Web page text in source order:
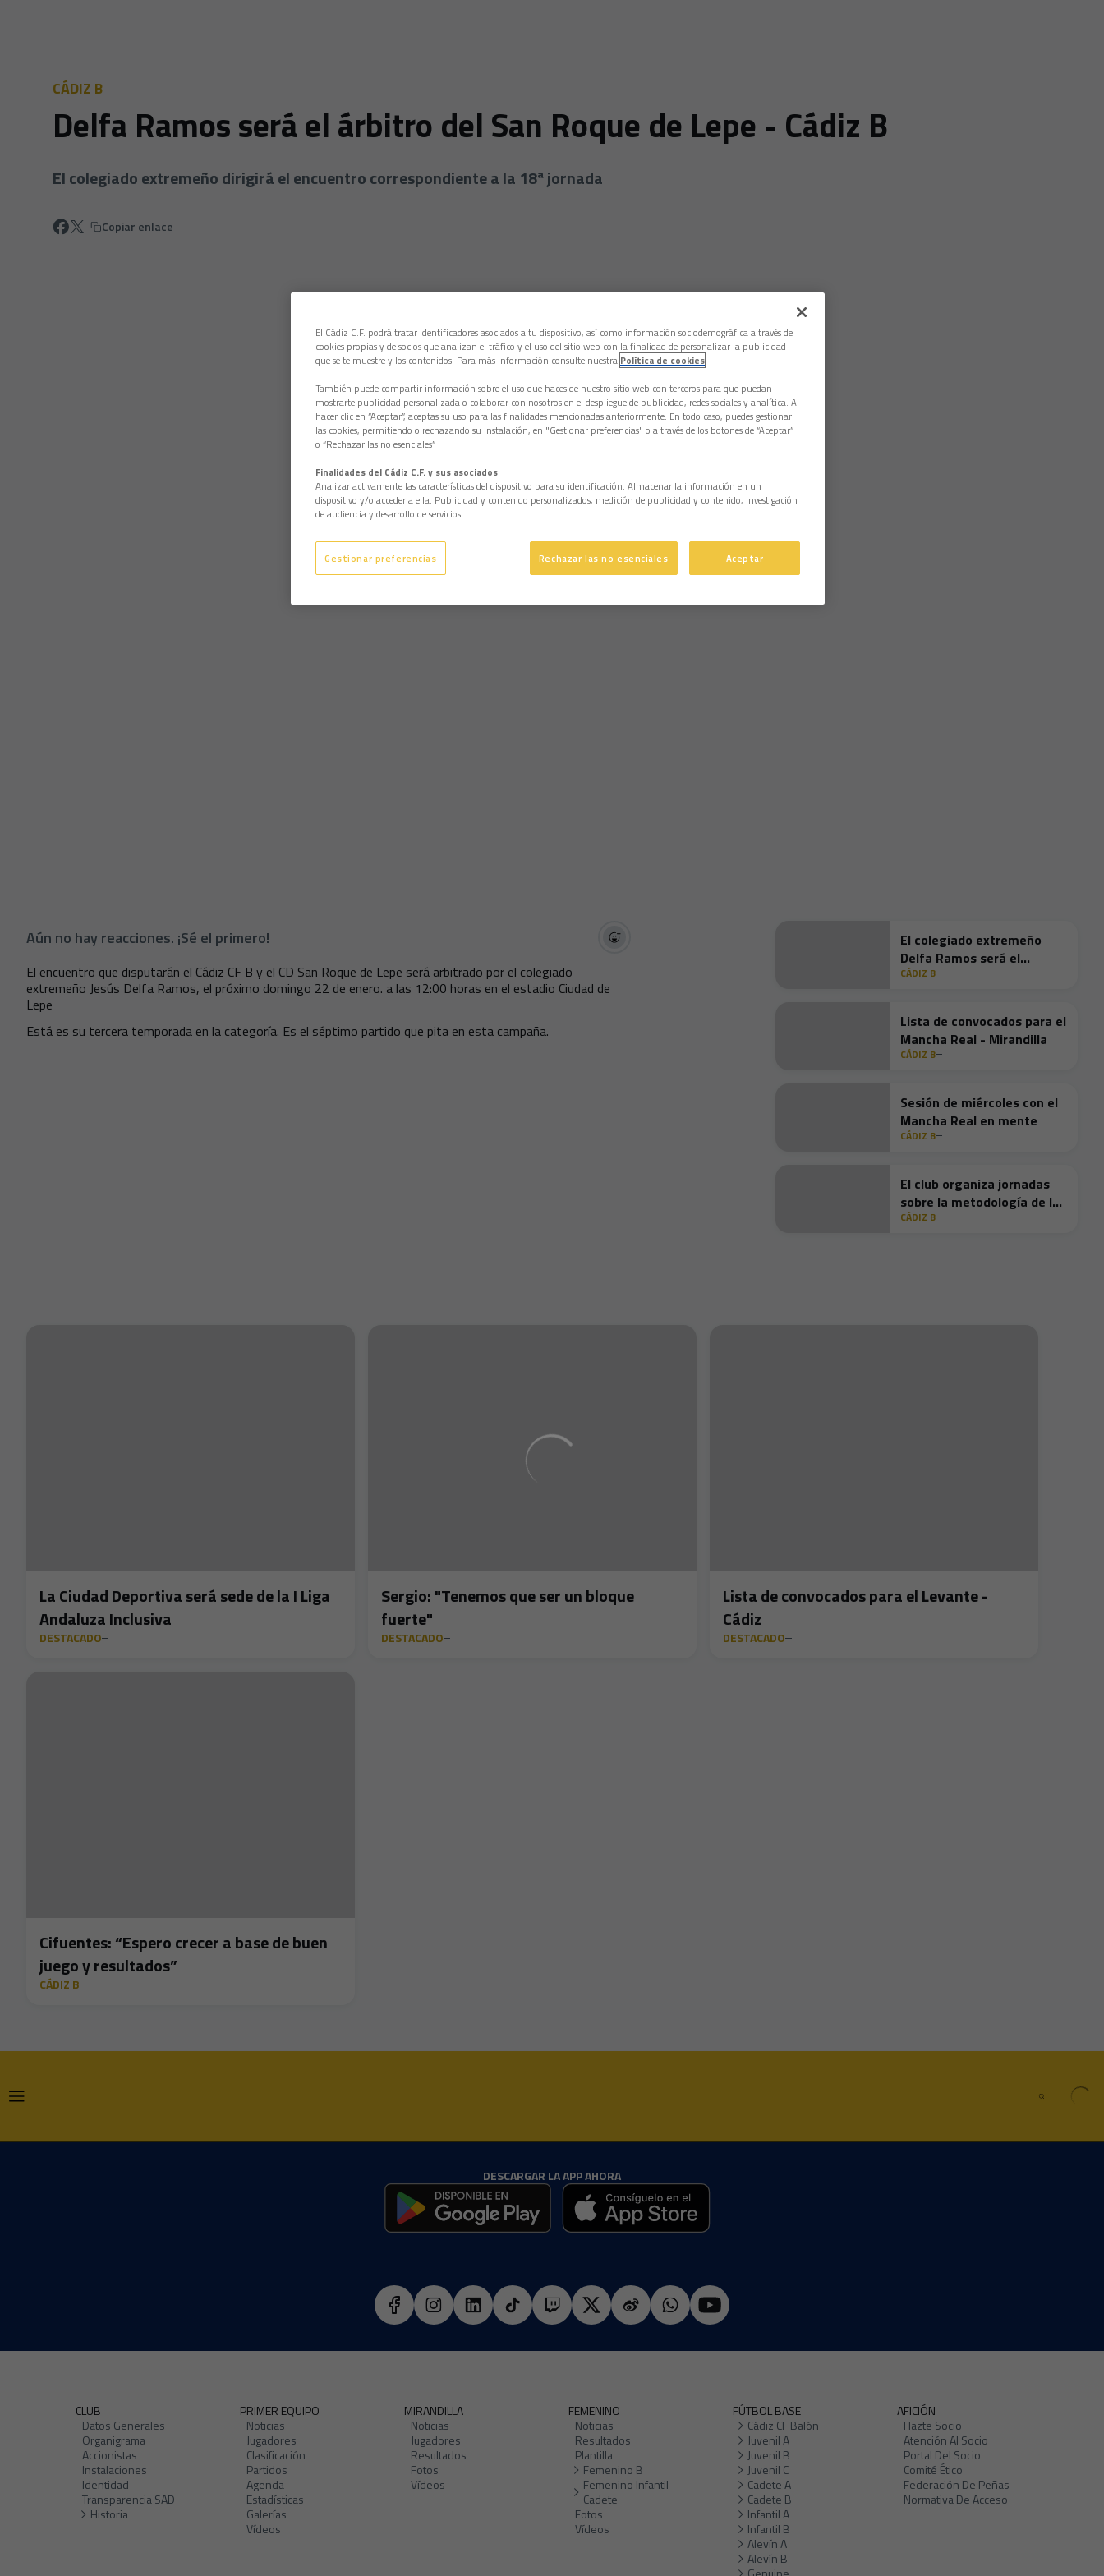
CÁDIZ B
Delfa Ramos será el árbitro del San Roque de Lepe - Cádiz B
El colegiado extremeño dirigirá el encuentro correspondiente a la 18ª jornada
Copiar enlace
Aún no hay reacciones. ¡Sé el primero!
El encuentro que disputarán el Cádiz CF B y el CD San Roque de Lepe será arbitrado por el colegiado
extremeño Jesús Delfa Ramos, el próximo domingo 22 de enero. a las 12:00 horas en el estadio Ciudad de
Lepe
Está es su tercera temporada en la categoría. Es el séptimo partido que pita en esta campaña.
El colegiado extremeño
Delfa Ramos será el
encargado de dirigir el
CÁDIZ B
Lista de convocados para el
Mancha Real - Mirandilla
CÁDIZ B
Sesión de miércoles con el
Mancha Real en mente
CÁDIZ B
El club organiza jornadas
sobre la metodología de la
cantera
CÁDIZ B
La Ciudad Deportiva será sede de la I Liga
Andaluza Inclusiva
DESTACADO
Sergio: "Tenemos que ser un bloque
fuerte"
DESTACADO
Lista de convocados para el Levante -
Cádiz
DESTACADO
Cifuentes: “Espero crecer a base de buen
juego y resultados”
CÁDIZ B
DESCARGAR LA APP AHORA
CLUB
Datos Generales
Organigrama
Accionistas
Instalaciones
Identidad
Transparencia SAD
Historia
PRIMER EQUIPO
Noticias
Jugadores
Clasificación
Partidos
Agenda
Estadísticas
Galerías
Vídeos
MIRANDILLA
Noticias
Jugadores
Resultados
Fotos
Vídeos
FEMENINO
Noticias
Resultados
Plantilla
Femenino B
Femenino Infantil -
Cadete
Fotos
Vídeos
FÚTBOL BASE
Cádiz CF Balón
Juvenil A
Juvenil B
Juvenil C
Cadete A
Cadete B
Infantil A
Infantil B
Alevín A
Alevín B
AFICIÓN
Hazte Socio
Atención Al Socio
Portal Del Socio
Comité Ético
Federación De Peñas
Normativa De Acceso
El Cádiz C.F. podrá tratar identificadores asociados a tu dispositivo, así como información sociodemográfica a través de
cookies propias y de socios que analizan el tráfico y el uso del sitio web con la finalidad de personalizar la publicidad
que se te muestre y los contenidos. Para más información consulte nuestra Política de cookies
También puede compartir información sobre el uso que haces de nuestro sitio web con terceros para que puedan
mostrarte publicidad personalizada o colaborar con nosotros en el despliegue de publicidad, redes sociales y analítica. Al
hacer clic en “Aceptar”, aceptas su uso para las finalidades mencionadas anteriormente. En todo caso, puedes gestionar
las cookies, permitiendo o rechazando su instalación, en "Gestionar preferencias" o a través de los botones de “Aceptar”
o “Rechazar las no esenciales”.
Finalidades del Cádiz C.F. y sus asociados
Analizar activamente las características del dispositivo para su identificación. Almacenar la información en un
dispositivo y/o acceder a ella. Publicidad y contenido personalizados, medición de publicidad y contenido, investigación
de audiencia y desarrollo de servicios.
Gestionar preferencias Rechazar las no esenciales Aceptar